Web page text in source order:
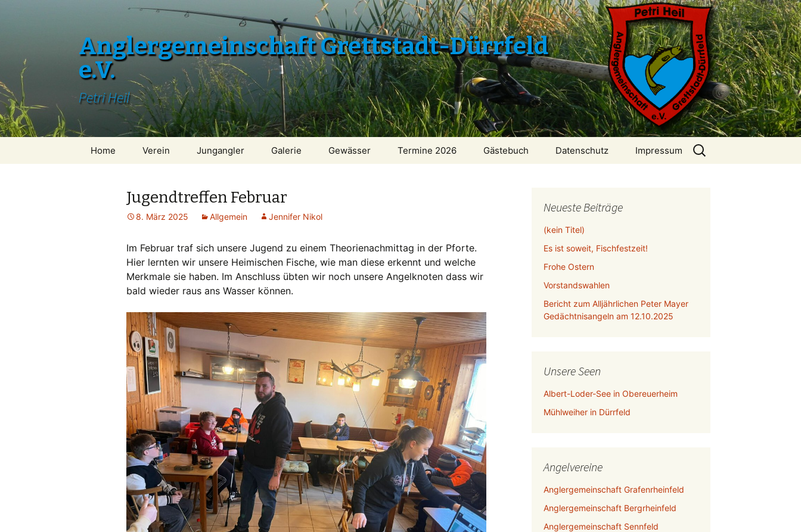
Anglergemeinschaft Grettstadt-Dürrfeld
e.V.
Petri Heil
Inhalt
Home Verein Jungangler Galerie Gewässer Termine 2026 Gästebuch Datenschutz Impressum
Suchen
nach:
Jugendtreffen Februar
8. März 2025 Allgemein Jennifer Nikol
Im Februar traf sich unsere Jugend zu einem Theorienachmittag in der Pforte.
Hier lernten wir unsere Heimischen Fische, wie man diese erkennt und welche
Merkmale sie haben. Im Anschluss übten wir noch unsere Angelknoten dass wir
bald wieder raus ans Wasser können.
Neueste Beiträge
(kein Titel)
Es ist soweit, Fischfestzeit!
Frohe Ostern
Vorstandswahlen
Bericht zum Alljährlichen Peter Mayer
Gedächtnisangeln am 12.10.2025
Unsere Seen
Albert-Loder-See in Obereuerheim
Mühlweiher in Dürrfeld
Angelvereine
Anglergemeinschaft Grafenrheinfeld
Anglergemeinschaft Bergrheinfeld
Anglergemeinschaft Sennfeld